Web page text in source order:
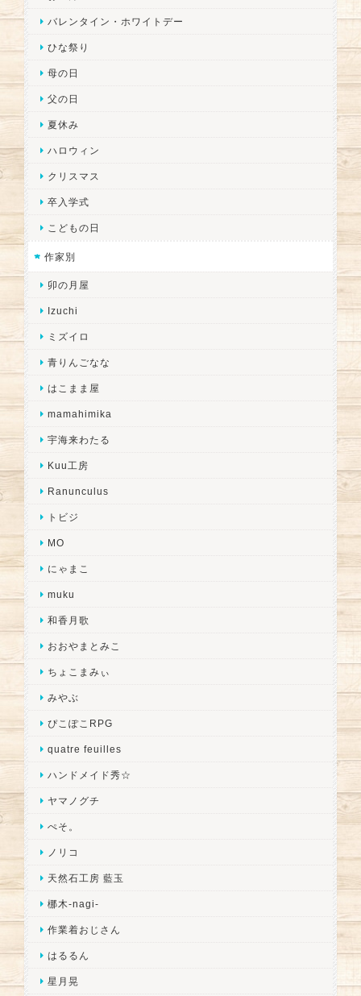
バレンタイン・ホワイトデー
ひな祭り
母の日
父の日
夏休み
ハロウィン
クリスマス
卒入学式
こどもの日
作家別
卯の月屋
Izuchi
ミズイロ
青りんごなな
はこまま屋
mamahimika
宇海来わたる
Kuu工房
Ranunculus
トビジ
MO
にゃまこ
muku
和香月歌
おおやまとみこ
ちょこまみぃ
みやぶ
ぴこぽこRPG
quatre feuilles
ハンドメイド秀☆
ヤマノグチ
ぺそ。
ノリコ
天然石工房 藍玉
梛木-nagi-
作業着おじさん
はるるん
星月晃